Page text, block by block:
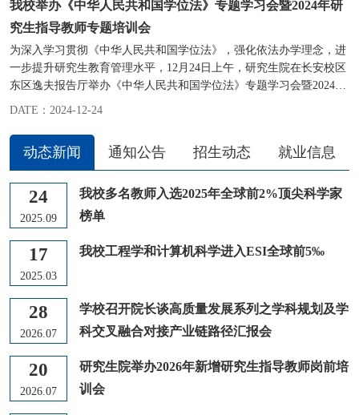
我校举办《中华人民共和国学位法》专题学习会暨2024年研
究生指导教师专题培训会
为深入学习贯彻《中华人民共和国学位法》，强化依法办学理念，进
一步提升研究生教育管理水平，12月24日上午，研究生院在长安校区
东区逸夫报告厅举办《中华人民共和国学位法》专题学习会暨2024年
研究生指导教师专...
DATE：2024-12-24
动态新闻 通知公告 招生动态 就业信息
24
2025.09
我校多名教师入选2025年全球前2%顶尖科学家
榜单
17
2025.03
我校工程学和计算机科学进入ESI全球前5‰
28
2026.07
学校召开院长谈高质量发展系列之学科规划及学
科交叉融合对接产业链路径汇报会
20
2026.07
研究生院举办2026年新增研究生指导教师岗前培
训会